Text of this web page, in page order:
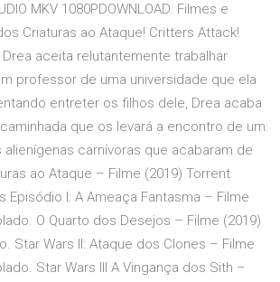
MKV 1080PDOWNLOAD. Filmes e
Criaturas ao Ataque! Critters Attack!
aceita relutantemente trabalhar
professor de uma universidade que ela
entreter os filhos dele, Drea acaba
que os levará a encontro de um
carnívoras que acabaram de
ao Ataque – Filme (2019) Torrent
Episódio I: A Ameaça Fantasma – Filme
O Quarto dos Desejos – Filme (2019)
Star Wars II: Ataque dos Clones – Filme
Star Wars III A Vingança dos Sith –